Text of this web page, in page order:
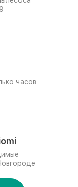
часов